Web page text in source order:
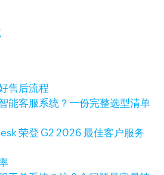
售后流程
能客服系统？一份完整选型清单
荣登 G2 2026 最佳客户服务